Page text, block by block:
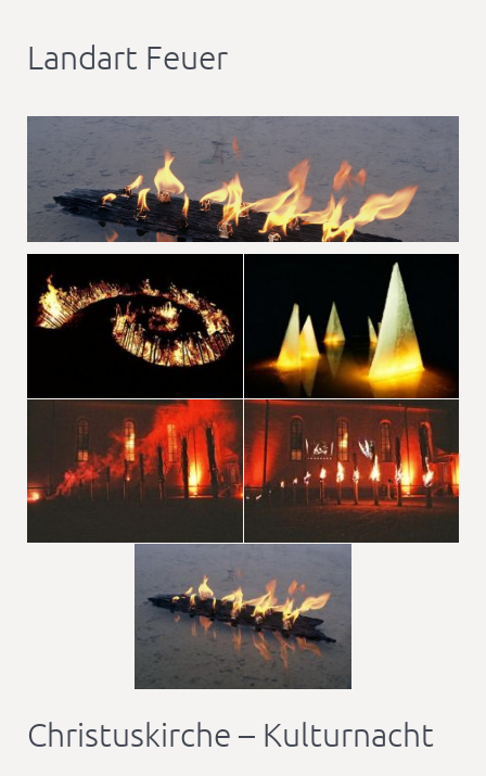
Landart Feuer
Christuskirche – Kulturnacht